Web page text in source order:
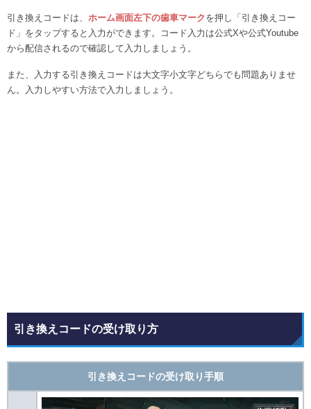
引き換えコードは、 ホーム画面左下の歯車マーク を押し「引き換えコー
ド」をタップすると入力ができます。コード入力は公式Xや公式Youtube
から配信されるので確認して入力しましょう。
また、入力する引き換えコードは大文字小文字どちらでも問題ありませ
ん。入力しやすい方法で入力しましょう。
引き換えコードの受け取り方
引き換えコードの受け取り手順